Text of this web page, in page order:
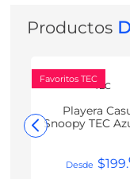
Productos
Favoritos TEC
TEC
Playera
Snoopy TEC
$199.